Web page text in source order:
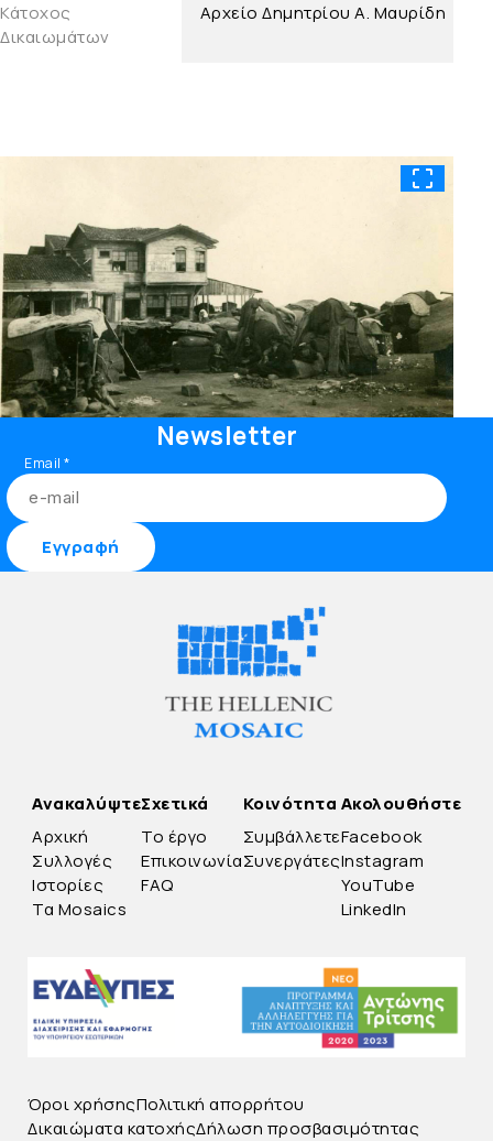
Κάτοχος
Δικαιωμάτων
Aρχείο Δημητρίου Α. Μαυρίδη
Newsletter
Email*
Ανακαλύψτε
Αρχική
Συλλογές
Ιστορίες
Τα Mosaics
Σχετικά
Το έργο
Επικοινωνία
FAQ
Κοινότητα
Συμβάλλετε
Συνεργάτες
Ακολουθήστε
Facebook
Instagram
YouTube
LinkedIn
Όροι χρήσηςΠολιτική απορρήτου
Δικαιώματα κατοχήςΔήλωση προσβασιμότητας